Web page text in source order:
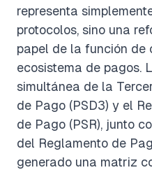
representa
protocolos, sino una
papel de la función de
ecosistema de pagos.
simultánea de la
de Pago (PSD3) y el
de Pago (PSR), junto
del Reglamento de
generado una matriz